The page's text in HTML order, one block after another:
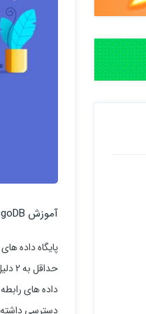
آموزش MongoDB
پایگاه داده های NoSql ، پایگاه داده های غیر رابطه ای و توزیع شده هستند که برای نگهداری داده نیاز به ساختار جدول ندارند.
داده های
دسترسی داشته